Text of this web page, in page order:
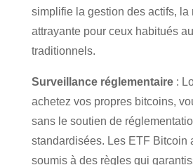
simplifie la gestion des actifs, la
attrayante pour ceux habitués
traditionnels.
Surveillance réglementaire:
achetez vos propres bitcoins,
sans le soutien de
standardisées. Les ETF Bitcoin
soumis à des règles qui